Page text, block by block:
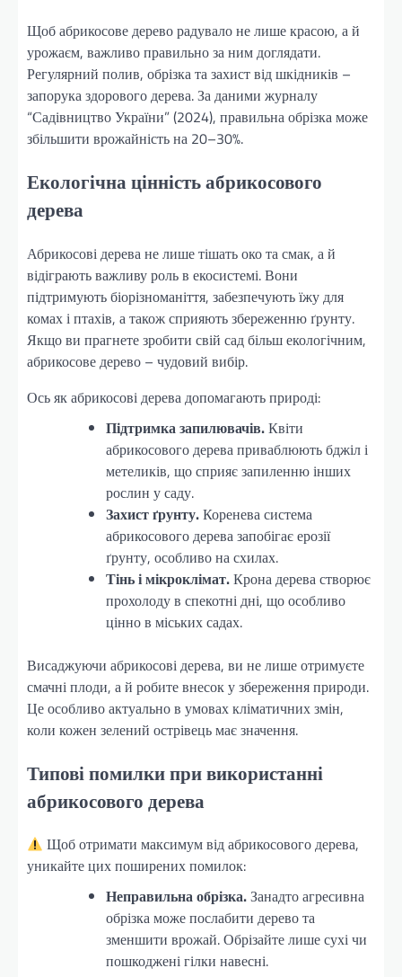
Щоб абрикосове дерево радувало не лише красою, а й
урожаєм, важливо правильно за ним доглядати.
Регулярний полив, обрізка та захист від шкідників –
запорука здорового дерева. За даними журналу
“Садівництво України” (2024), правильна обрізка може
збільшити врожайність на 20–30%.
Екологічна цінність абрикосового
дерева
Абрикосові дерева не лише тішать око та смак, а й
відіграють важливу роль в екосистемі. Вони
підтримують біорізноманіття, забезпечують їжу для
комах і птахів, а також сприяють збереженню ґрунту.
Якщо ви прагнете зробити свій сад більш екологічним,
абрикосове дерево – чудовий вибір.
Ось як абрикосові дерева допомагають природі:
Підтримка запилювачів.Квіти
абрикосового дерева приваблюють бджіл і
метеликів, що сприяє запиленню інших
рослин у саду.
Захист ґрунту.Коренева система
абрикосового дерева запобігає ерозії
ґрунту, особливо на схилах.
Тінь і мікроклімат.Крона дерева створює
прохолоду в спекотні дні, що особливо
цінно в міських садах.
Висаджуючи абрикосові дерева, ви не лише отримуєте
смачні плоди, а й робите внесок у збереження природи.
Це особливо актуально в умовах кліматичних змін,
коли кожен зелений острівець має значення.
Типові помилки при використанні
абрикосового дерева
Щоб отримати максимум від абрикосового дерева,
уникайте цих поширених помилок:
Неправильна обрізка.Занадто агресивна
обрізка може послабити дерево та
зменшити врожай. Обрізайте лише сухі чи
пошкоджені гілки навесні.